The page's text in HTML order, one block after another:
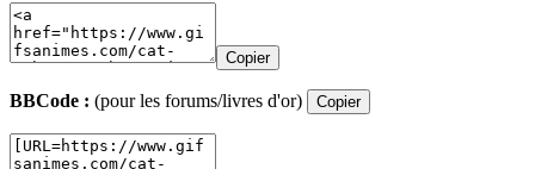
Copier
BBCode : (pour les forums/livres d'or) Copier